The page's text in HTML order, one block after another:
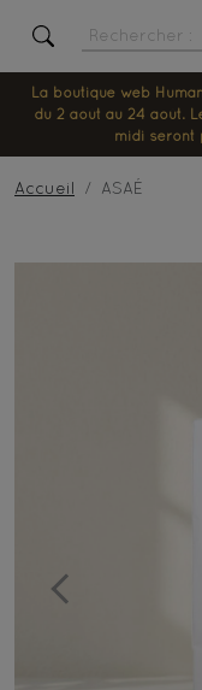
La boutique web
du 2 août au 24 août.
midi seront
Accueil ASAÉ
Previous